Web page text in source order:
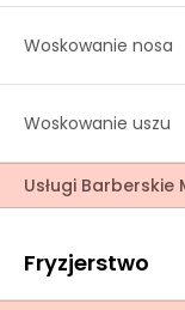
Woskowanie nosa
Woskowanie uszu
Usługi Barberskie
Fryzjerstwo